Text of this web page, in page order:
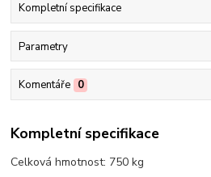
Kompletní specifikace
Parametry
Komentáře 0
Kompletní specifikace
Celková hmotnost: 750 kg